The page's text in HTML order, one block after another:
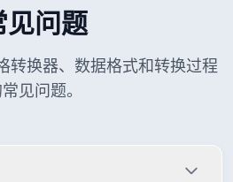
见问题
转换器、数据格式和转换过程
见问题。